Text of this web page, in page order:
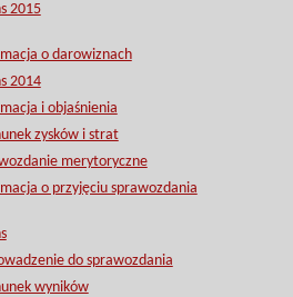
2015
o darowiznach
2014
i objaśnienia
zysków i strat
merytoryczne
o przyjęciu sprawozdania
do sprawozdania
wyników